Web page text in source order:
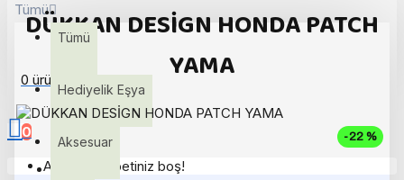
Tümü
Tümü
Hediyelik Eşya
Aksesuar
0 ürün - 0,00TL
0
Alışveriş sepetiniz boş!
DÜKKAN DESİGN HONDA PATCH
YAMA
-22 %